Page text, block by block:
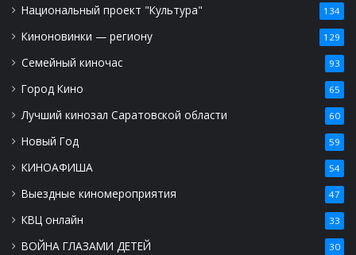
Национальный проект "Культура" 134
Киноновинки — региону 129
Семейный киночас 93
Город Кино 65
Лучший кинозал Саратовской области 60
Новый Год 59
КИНОАФИША 54
Выездные киномероприятия 47
КВЦ онлайн 33
ВОЙНА ГЛАЗАМИ ДЕТЕЙ 30